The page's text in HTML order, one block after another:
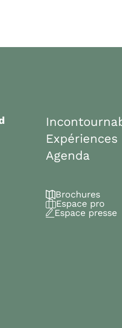
Expériences
Agenda
Brochures
Espace pro
Espace presse